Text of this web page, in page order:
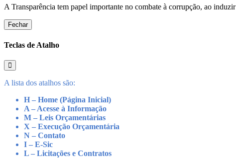
A Transparência tem papel importante no combate à corrupção, ao
Fechar
Teclas de Atalho
A lista dos atalhos são:
H – Home (Página Inicial)
A – Acesse à Informação
M – Leis Orçamentárias
X – Execução Orçamentária
N – Contato
I – E-Sic
L – Licitações e Contratos